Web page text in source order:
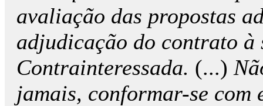
avaliação das propostas
adjudicação do contrato à
Contrainteressada. (...)
jamais, conformar-se com